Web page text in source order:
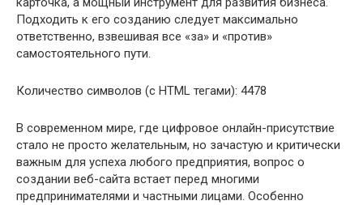
Подходить к его созданию следует максимально
ответственно, взвешивая все «за» и «против»
самостоятельного пути.
Количество символов (с HTML тегами): 4478
В современном мире, где цифровое онлайн-присутствие
стало не просто желательным, но зачастую и критически
важным для успеха любого предприятия, вопрос о
создании веб-сайта встает перед многими
предпринимателями и частными лицами. Особенно